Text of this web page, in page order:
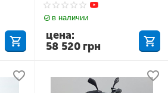
в наличии
58 520 грн
цена: